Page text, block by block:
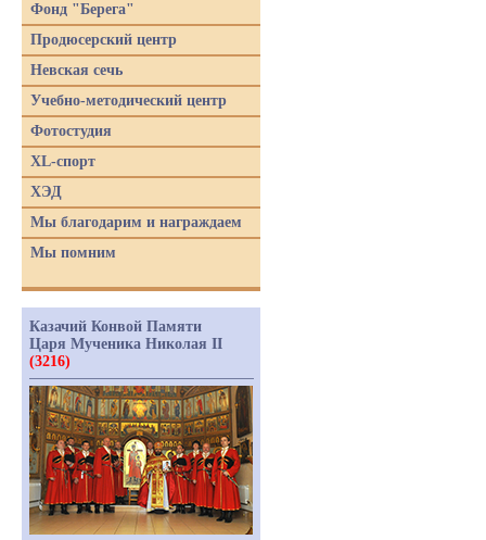
Фонд "Берега"
Продюсерский центр
Невская сечь
Учебно-методический центр
Фотостудия
XL-спорт
ХЭД
Мы благодарим и награждаем
Мы помним
Казачий Конвой Памяти
Царя Мученика Николая II
(3216)